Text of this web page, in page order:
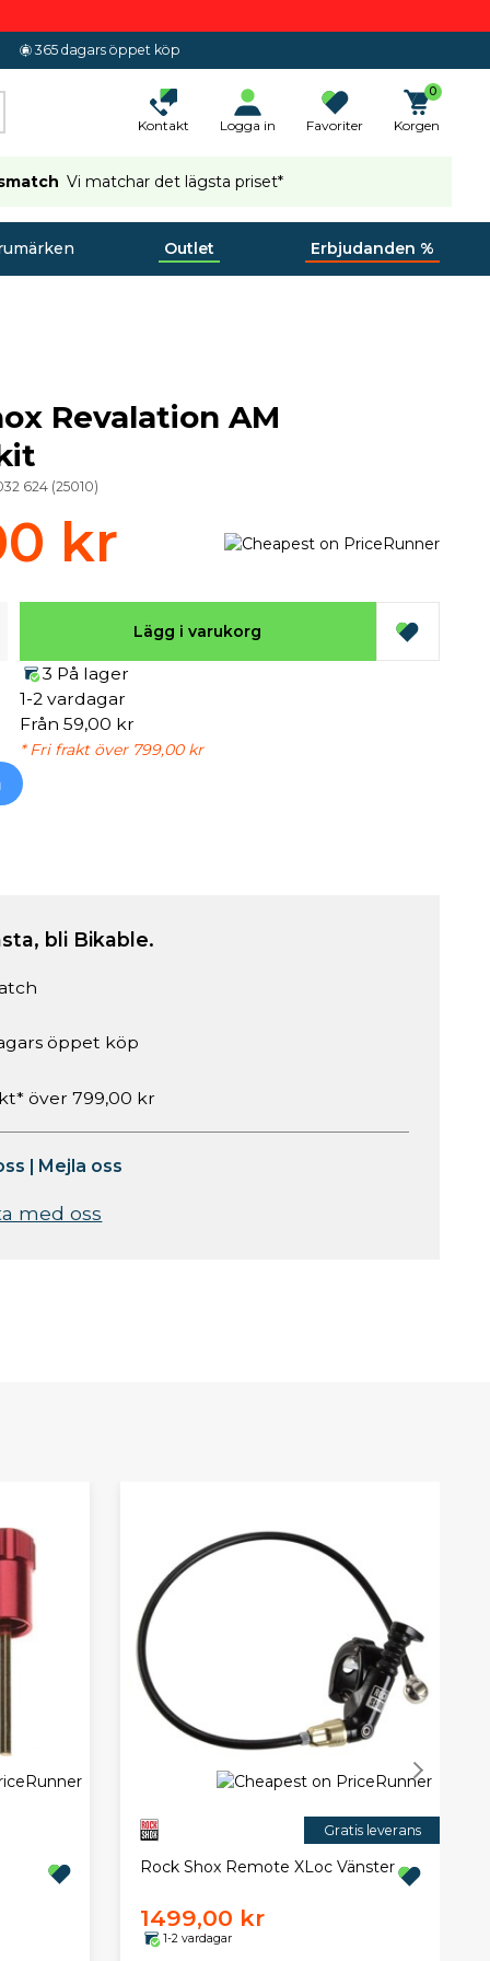
365 dagars öppet köp
Kontakt Logga in Favoriter
0
Korgen
Vi matchar det lägsta priset*
Outlet Erbjudanden %
Revalation AM
624 (25010)
kr
Lägg i varukorg
3 På lager
1-2 vardagar
Från 59,00 kr
* Fri frakt över 799,00 kr
bli Bikable.
öppet köp
över 799,00 kr
| Mejla oss
med oss
Gratis leverans
Rock Shox Remote XLoc Vänster
1499,00 kr
1-2 vardagar